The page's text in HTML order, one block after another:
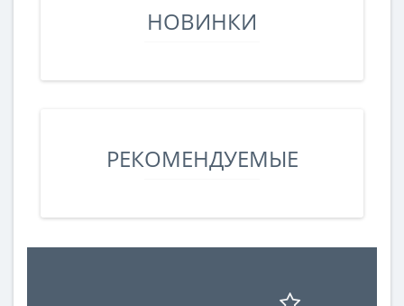
НОВИНКИ
РЕКОМЕНДУЕМЫЕ